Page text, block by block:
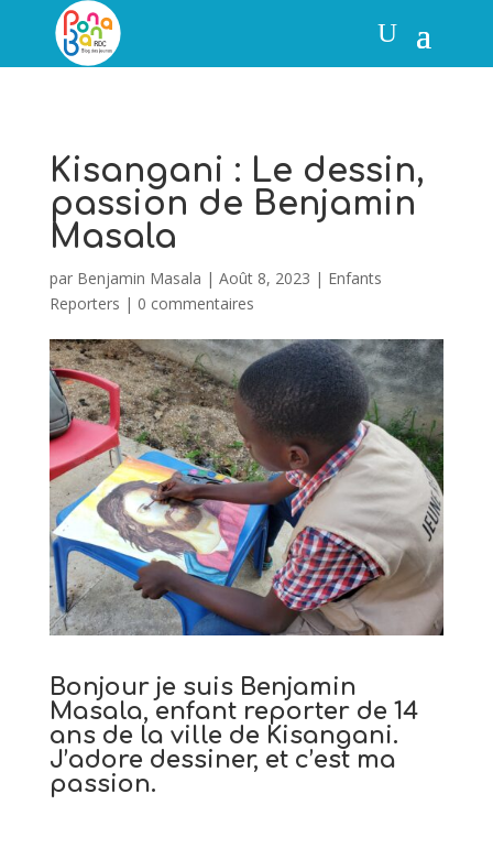
Kisangani : Le dessin,
passion de Benjamin
Masala
par Benjamin Masala | Août 8, 2023 | Enfants
Reporters | 0 commentaires
Bonjour je suis Benjamin
Masala, enfant reporter de 14
ans de la ville de Kisangani.
J’adore dessiner, et c’est ma
passion.